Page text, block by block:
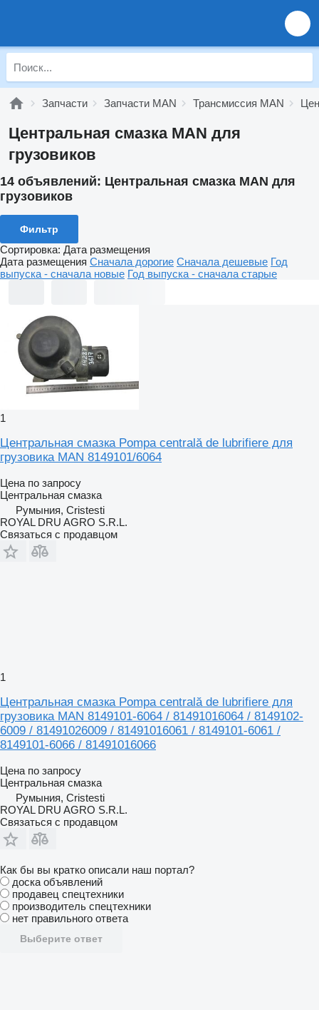
Запчасти Запчасти MAN Трансмиссия MAN
Центральная смазка MAN для
грузовиков
14 объявлений: Центральная смазка MAN для
грузовиков
Фильтр
Сортировка: Дата размещения
Дата размещения Сначала дорогие Сначала дешевые Год
выпуска - сначала новые Год выпуска - сначала старые
1
Центральная смазка Pompa centrală de lubrifiere для
грузовика MAN 8149101/6064
Цена по запросу
Центральная смазка
Румыния, Cristesti
ROYAL DRU AGRO S.R.L.
Связаться с продавцом
1
Центральная смазка Pompa centrală de lubrifiere для
грузовика MAN 8149101-6064 / 81491016064 / 8149102-
6009 / 81491026009 / 81491016061 / 8149101-6061 /
8149101-6066 / 81491016066
Цена по запросу
Центральная смазка
Румыния, Cristesti
ROYAL DRU AGRO S.R.L.
Связаться с продавцом
Как бы вы кратко описали наш портал?
доска объявлений
продавец спецтехники
производитель спецтехники
нет правильного ответа
Выберите ответ